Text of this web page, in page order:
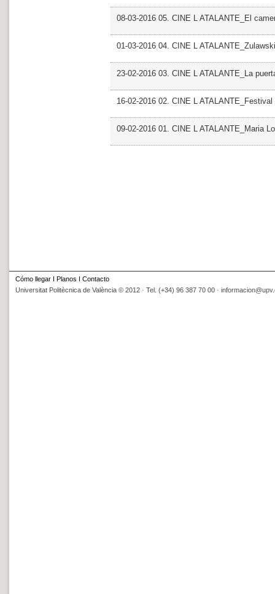
08-03-2016 05. CINE L ATALANTE_El
01-03-2016 04. CINE L ATALANTE_Zulawski
23-02-2016 03. CINE L ATALANTE_La
16-02-2016 02. CINE L
09-02-2016 01. CINE L ATALANTE_Maria
Cómo llegar Planos
Contacto
Universitat Politècnica de València © 2012 · Tel. (+34) 96 387 70 00 ·